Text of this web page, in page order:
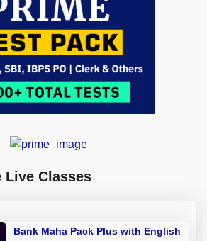
Live Classes
Bank Maha Pack Plus with English